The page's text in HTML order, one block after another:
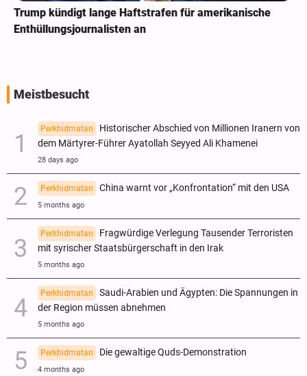
Trump kündigt lange Haftstrafen für amerikanische
Enthüllungsjournalisten an
Meistbesucht
Perkhidmatan
Historischer Abschied von Millionen Iranern von
dem Märtyrer-Führer Ayatollah Seyyed Ali Khamenei
28 days ago
Perkhidmatan China warnt vor „Konfrontation“ mit den USA
5 months ago
Perkhidmatan
Fragwürdige Verlegung Tausender Terroristen
mit syrischer Staatsbürgerschaft in den Irak
5 months ago
Perkhidmatan
Saudi-Arabien und Ägypten: Die Spannungen in
der Region müssen abnehmen
5 months ago
Perkhidmatan Die gewaltige Quds-Demonstration
4 months ago